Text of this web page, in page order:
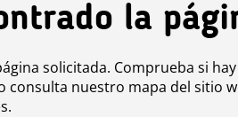
la
solicitada. Comprueba si hay
consulta nuestro mapa del sitio